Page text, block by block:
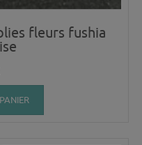
fleurs fushia